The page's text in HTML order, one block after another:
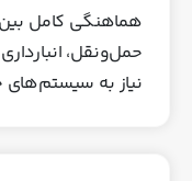
هماهنگی کامل بین
حمل‌ونقل،
نیاز به سیستم‌های